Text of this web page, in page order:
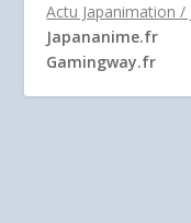
Actu Japanimation /
Japananime.fr
Gamingway.fr